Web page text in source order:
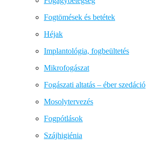
Fogtömések és betétek
Héjak
Implantológia, fogbeültetés
Mikrofogászat
Fogászati altatás – éber szedáció
Mosolytervezés
Fogpótlások
Szájhigiénia